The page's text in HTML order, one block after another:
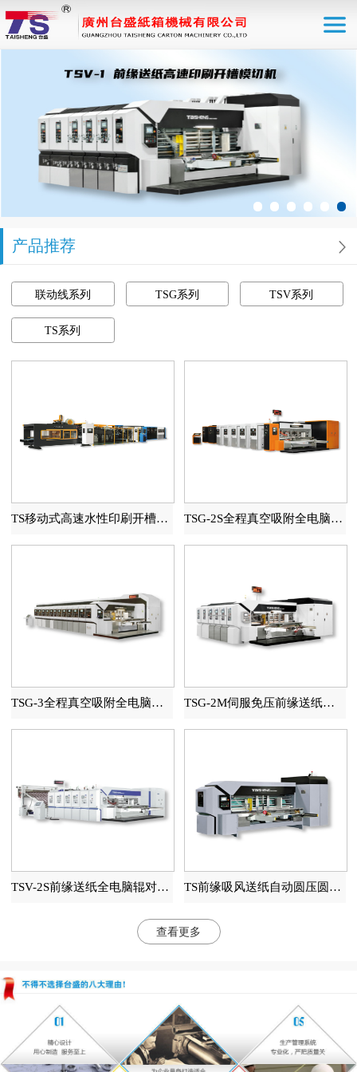
产品推荐
联动线系列 TSG系列 TSV系列
TS系列
TS移动式高速水性印刷开槽模切糊箱联动线 TSG-2S全程真空吸附全电脑高速印刷开槽模切机
TSG-3全程真空吸附全电脑高速印刷开槽模切机 TSG-2M伺服免压前缘送纸自动水性印刷开槽模切机（全程吸附）
TSV-2S前缘送纸全电脑辊对辊高速印刷开槽模切机 TS前缘吸风送纸自动圆压圆模切机
查看更多